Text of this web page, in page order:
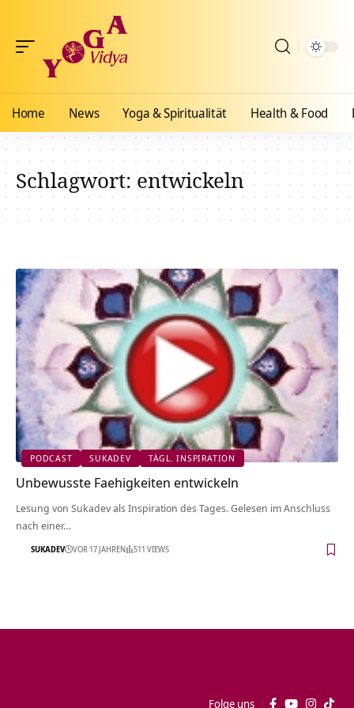
Home News Yoga & Spiritualität Health & Food
Schlagwort:entwickeln
PODCAST SUKADEV TÄGL. INSPIRATION
Unbewusste Faehigkeiten entwickeln
Lesung von Sukadev als Inspiration des Tages. Gelesen im Anschluss
nach einer…
SUKADEV VOR 17 JAHREN 511 VIEWS
Folge uns